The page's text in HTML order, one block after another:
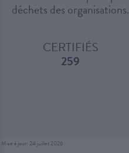
déchets des organisations.
CERTIFIÉS
259
Mise à jour: 24 juillet 2026